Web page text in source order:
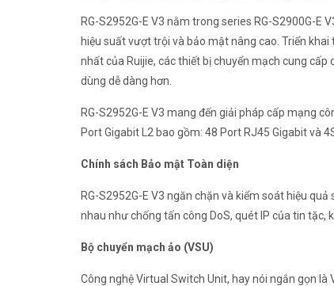
RG-S2952G-E V3 nằm trong series RG-S2900G-
hiệu suất vượt trội và bảo mật nâng cao. Triển
nhất của Ruijie, các thiết bị chuyển mạch cung
dùng dễ dàng hơn.
RG-S2952G-E V3 mang đến giải pháp cấp mạng
Port Gigabit L2 bao gồm: 48 Port RJ45 Gigabit và
Chính sách Bảo mật Toàn diện
RG-S2952G-E V3 ngăn chặn và kiểm soát hiệu
nhau như chống tấn công DoS, quét IP của tin tặc,
Bộ chuyển mạch ảo (VSU)
Công nghệ Virtual Switch Unit, hay nói ngắn gọn